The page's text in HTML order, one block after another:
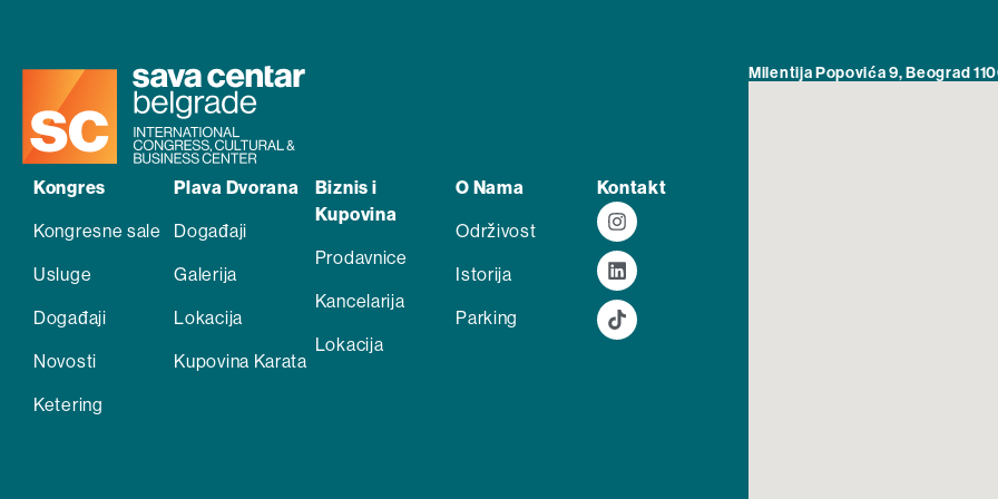
Kongres
Kongresne sale
Usluge
Događaji
Novosti
Ketering
Plava Dvorana
Događaji
Galerija
Lokacija
Kupovina Karata
Biznis i
Kupovina
Prodavnice
Kancelarija
Lokacija
O Nama
Održivost
Istorija
Parking
Kontakt
Milentija Popovića 9, Beograd